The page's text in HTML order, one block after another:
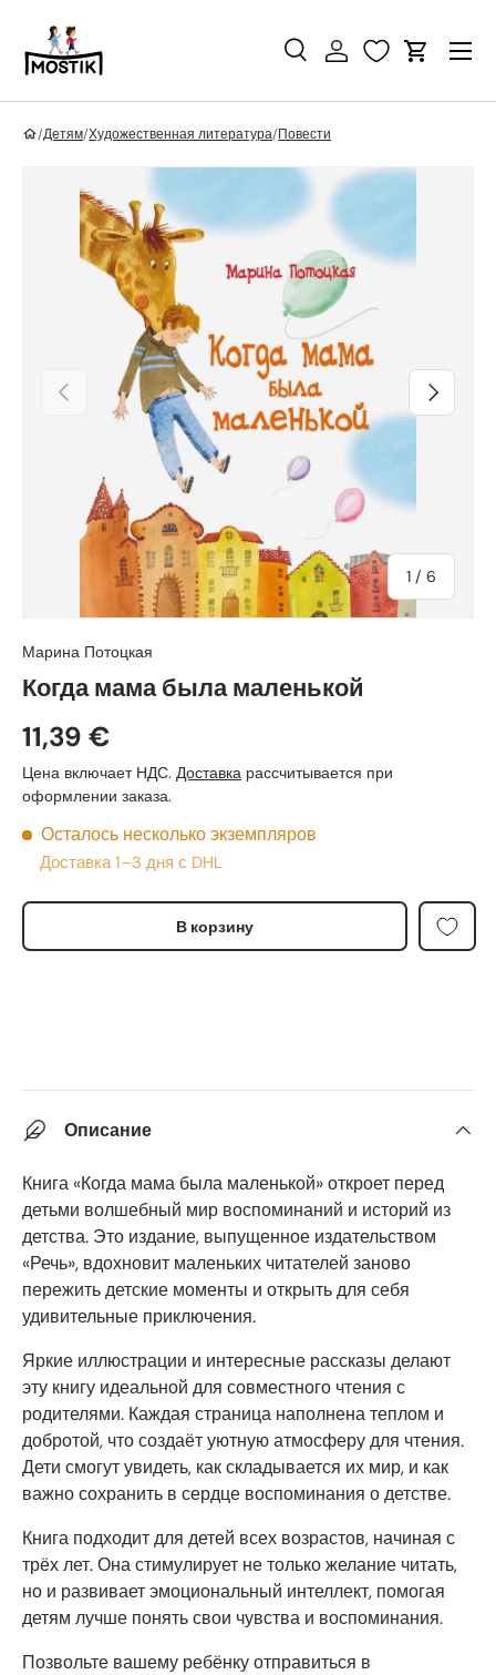
Перейти к контенту
Поиск
ПоискВойти Корзина
/Детям/Художественная литература/Повести
Перейти к информации о продукте
Назад
1 / из
6
Вперед
Марина Потоцкая
Когда мама была маленькой
11,39 €
Цена включает НДС. Доставка рассчитывается при
оформлении заказа.
Осталось несколько экземпляров
Доставка 1–3 дня с DHL
В корзину
Описание
Книга «Когда мама была маленькой» откроет перед
детьми волшебный мир воспоминаний и историй из
детства. Это издание, выпущенное издательством
«Речь», вдохновит маленьких читателей заново
пережить детские моменты и открыть для себя
удивительные приключения.
Яркие иллюстрации и интересные рассказы делают
эту книгу идеальной для совместного чтения с
родителями. Каждая страница наполнена теплом и
добротой, что создаёт уютную атмосферу для чтения.
Дети смогут увидеть, как складывается их мир, и как
важно сохранить в сердце воспоминания о детстве.
Книга подходит для детей всех возрастов, начиная с
трёх лет. Она стимулирует не только желание читать,
но и развивает эмоциональный интеллект, помогая
детям лучше понять свои чувства и воспоминания.
Позвольте вашему ребёнку отправиться в